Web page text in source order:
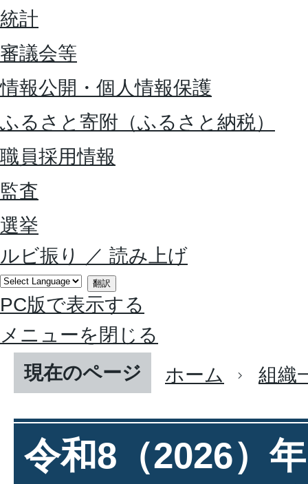
統計
審議会等
情報公開・個人情報保護
ふるさと寄附（ふるさと納税）
職員採用情報
監査
選挙
ルビ振り
／ 読み上げ
翻訳
PC版で表示する
メニューを閉じる
現在のページ
ホーム 組織
令和8（2026）